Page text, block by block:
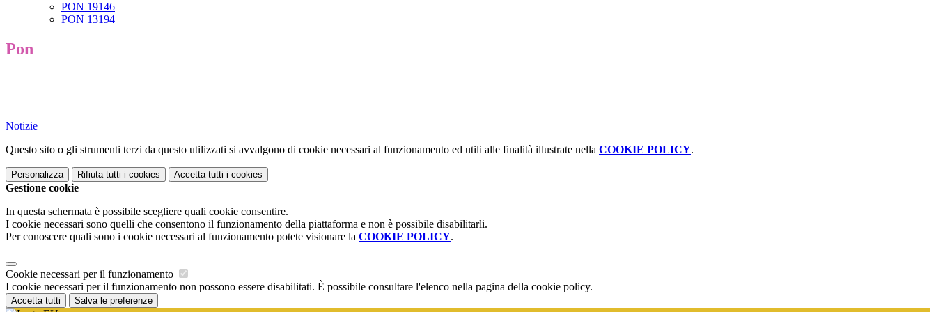
PON 19146
PON 13194
Pon
Notizie
Questo sito o gli strumenti terzi da questo utilizzati si avvalgono di cookie necessari al funzionamento ed utili alle finalità illustrate nella COOKIE POLICY.
Personalizza Rifiuta tutti i cookies Accetta tutti i cookies
Gestione cookie
In questa schermata è possibile scegliere quali cookie consentire.
I cookie necessari sono quelli che consentono il funzionamento della piattaforma e non è possibile disabilitarli.
Per conoscere quali sono i cookie necessari al funzionamento potete visionare la COOKIE POLICY.
Cookie necessari per il funzionamento
I cookie necessari per il funzionamento non possono essere disabilitati. È possibile consultare l'elenco nella pagina della cookie policy.
Accetta tutti Salva le preferenze